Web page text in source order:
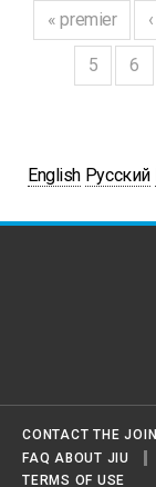
« premier
5 6
English Русский
CONTACT THE
FAQ ABOUT JIU
TERMS OF USE